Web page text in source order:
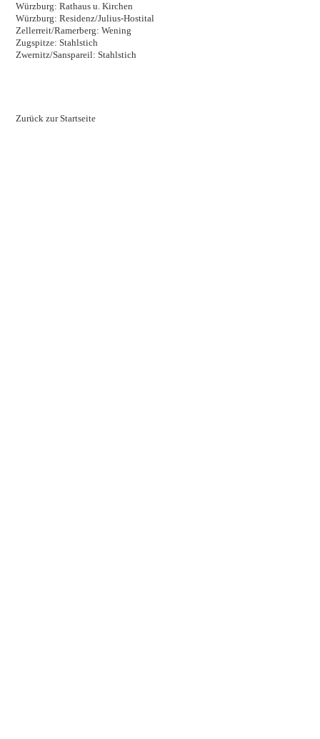
Würzburg: Rathaus u. Kirchen
Würzburg: Residenz/Julius-Hostital
Zellerreit/Ramerberg: Wening
Zugspitze: Stahlstich
Zwernitz/Sanspareil: Stahlstich
Zurück zur Startseite